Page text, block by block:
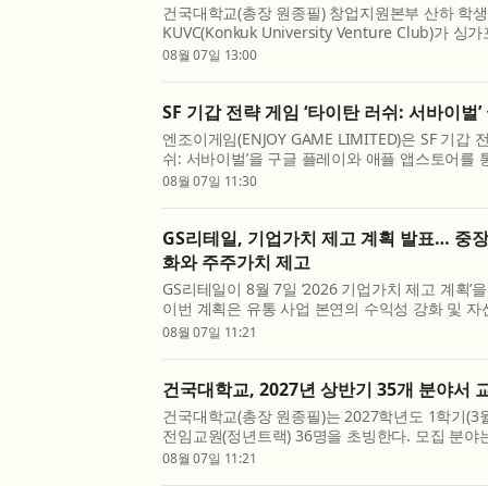
건국대학교(총장 원종필) 창업지원본부 산하 학
KUVC(Konkuk University Venture Club)가 싱가
(Singapore Management University·이하
08월 07일 13:00
SF 기갑 전략 게임 ‘타이탄 러쉬: 서바이벌
엔조이게임(ENJOY GAME LIMITED)은 SF 기갑
쉬: 서바이벌’을 구글 플레이와 애플 앱스토어를
했다고 7일 밝혔다. ‘타이탄 러쉬: 서바이벌’은
08월 07일 11:30
GS리테일, 기업가치 제고 계획 발표… 중
화와 주주가치 제고
GS리테일이 8월 7일 ‘2026 기업가치 제고 계획’
이번 계획은 유통 사업 본연의 수익성 강화 및 자
축으로 삼아 기업의 본질적인 가치를 제고하고
08월 07일 11:21
건국대학교, 2027년 상반기 35개 분야서
건국대학교(총장 원종필)는 2027학년도 1학기(3
전임교원(정년트랙) 36명을 초빙한다. 모집 분야
문과대학 미디어커뮤니케이션학과에서 인공지
08월 07일 11:21